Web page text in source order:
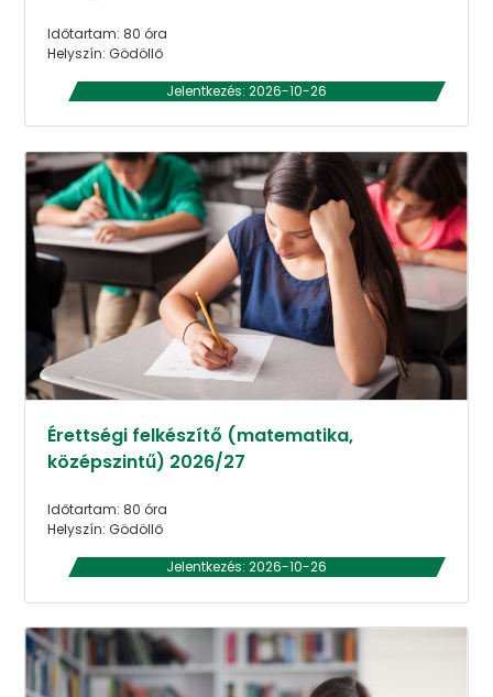
Időtartam: 80 óra
Helyszín: Gödöllő
Jelentkezés: 2026-10-26
Érettségi felkészítő (matematika,
középszintű) 2026/27
Időtartam: 80 óra
Helyszín: Gödöllő
Jelentkezés: 2026-10-26